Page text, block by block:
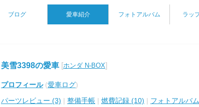
ブログ 愛車紹介 フォトアルバム ラッ
美雪3398の愛車 [ホンダ N-BOX]
プロフィール(愛車ログ)
パーツレビュー (3) | 整備手帳 | 燃費記録 (10) | フォトアルバ